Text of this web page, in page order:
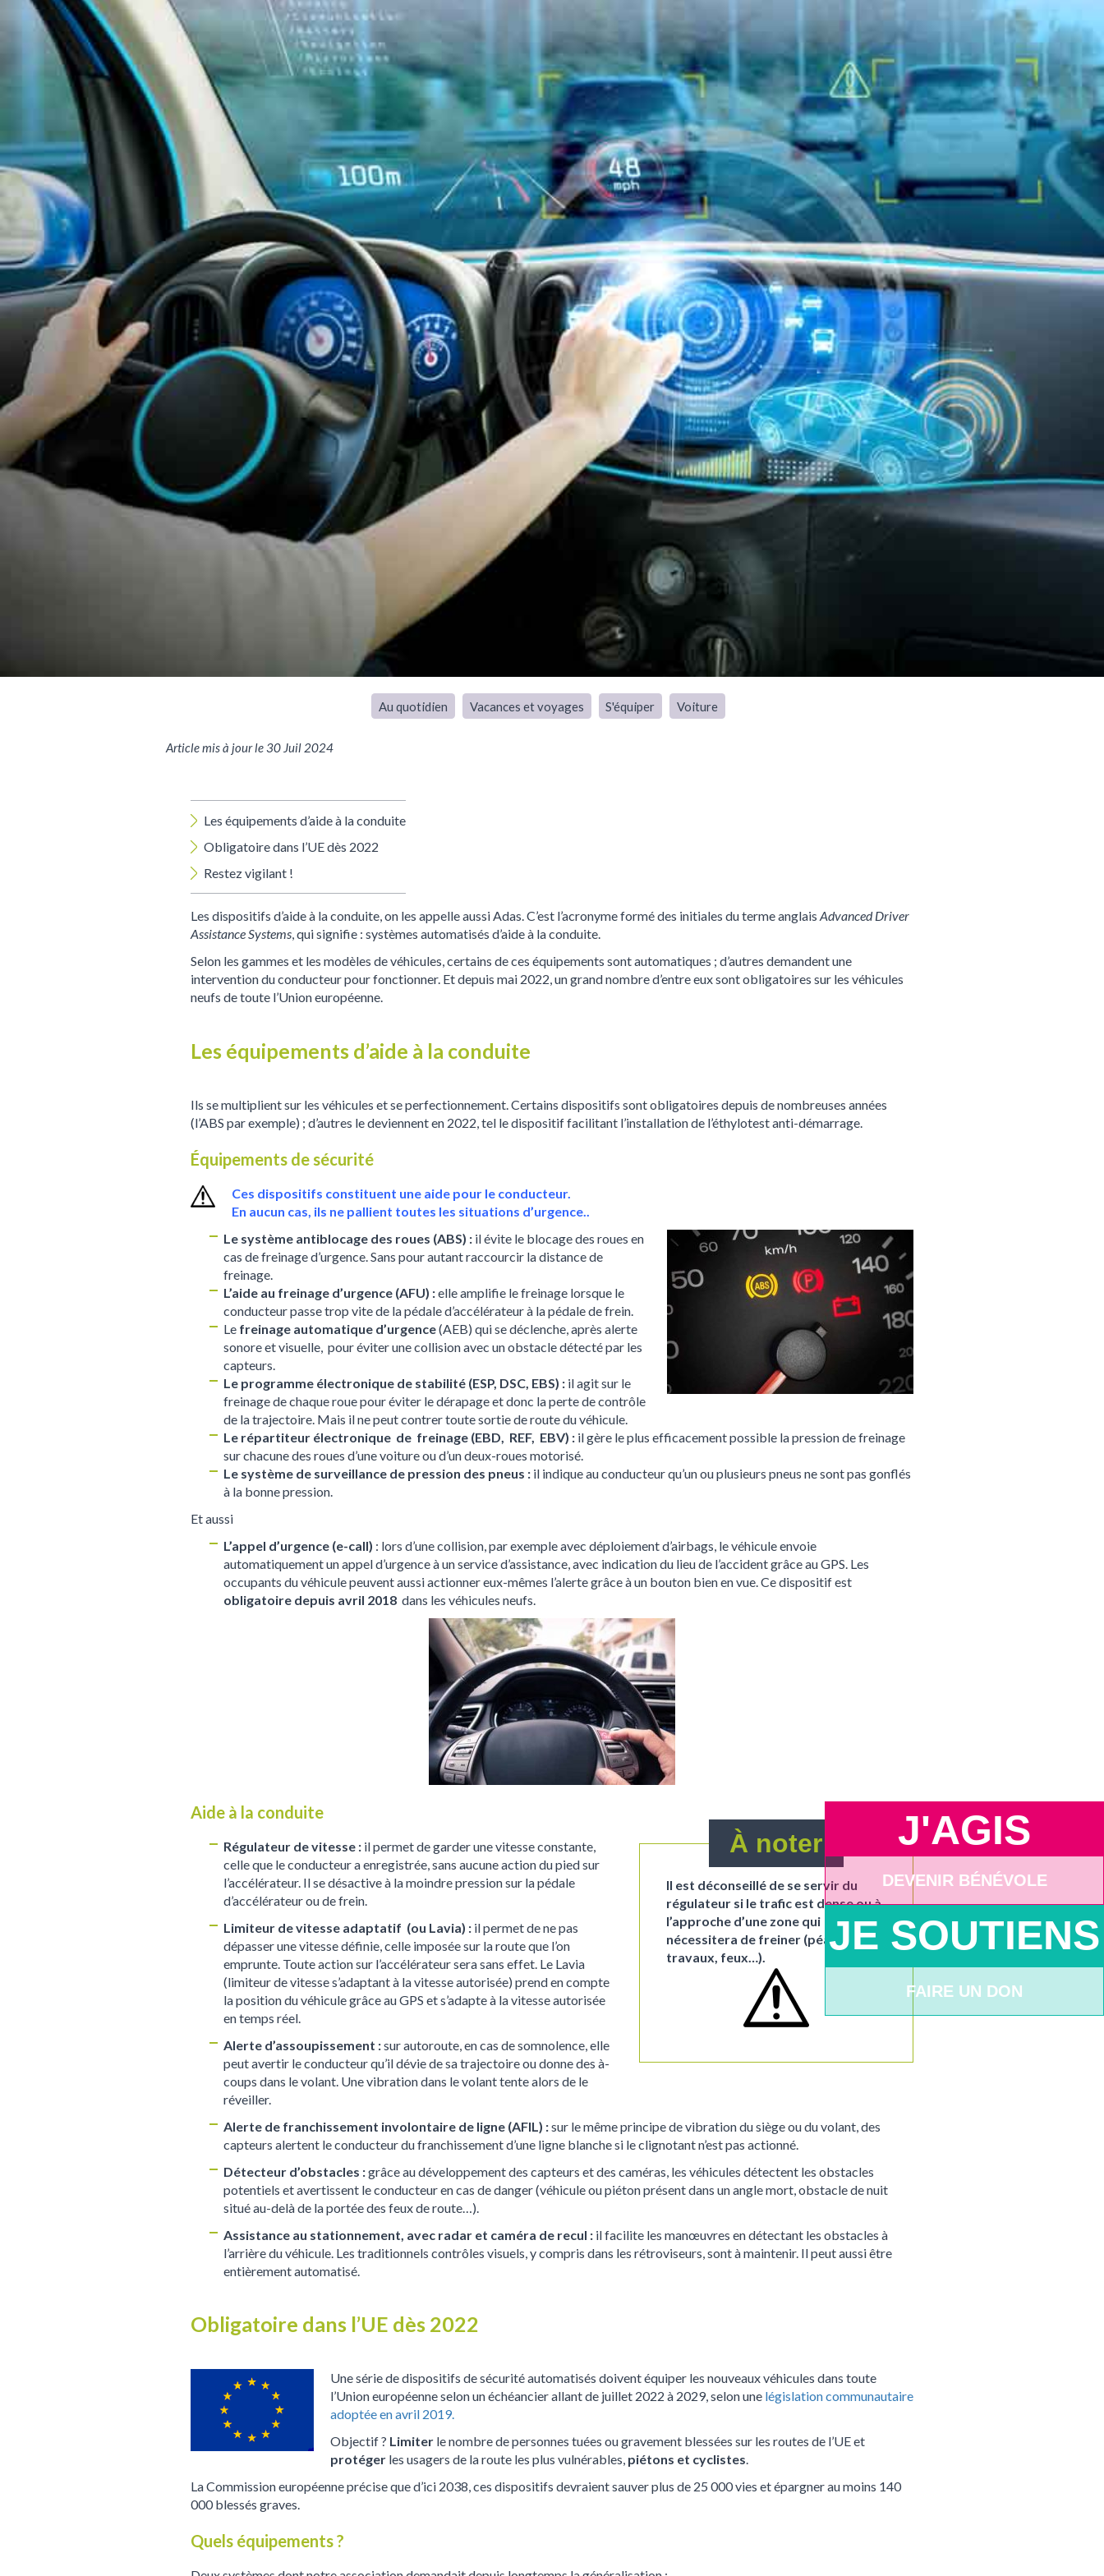
J'AGIS
DEVENIR BÉNÉVOLE
JE SOUTIENS
FAIRE UN DON
Au quotidien Vacances et voyages S'équiper Voiture
Article mis à jour le 30 Juil 2024
Les équipements d’aide à la conduite
Obligatoire dans l’UE dès 2022
Restez vigilant !
Les dispositifs d’aide à la conduite, on les appelle aussi Adas. C’est l’acronyme formé des initiales du terme anglais Advanced Driver
Assistance Systems, qui signifie : systèmes automatisés d’aide à la conduite.
Selon les gammes et les modèles de véhicules, certains de ces équipements sont automatiques ; d’autres demandent une
intervention du conducteur pour fonctionner. Et depuis mai 2022, un grand nombre d’entre eux sont obligatoires sur les véhicules
neufs de toute l’Union européenne.
Les équipements d’aide à la conduite
Ils se multiplient sur les véhicules et se perfectionnement. Certains dispositifs sont obligatoires depuis de nombreuses années
(l’ABS par exemple) ; d’autres le deviennent en 2022, tel le dispositif facilitant l’installation de l’éthylotest anti-démarrage.
Équipements de sécurité
Ces dispositifs constituent une aide pour le conducteur.
En aucun cas, ils ne pallient toutes les situations d’urgence..
Le système antiblocage des roues (ABS) : il évite le blocage des roues en
cas de freinage d’urgence. Sans pour autant raccourcir la distance de
freinage.
L’aide au freinage d’urgence (AFU) :elle amplifie le freinage lorsque le
conducteur passe trop vite de la pédale d’accélérateur à la pédale de frein.
Le freinage automatique d’urgence(AEB) qui se déclenche, après alerte
sonore et visuelle, pour éviter une collision avec un obstacle détecté par les
capteurs.
Le programme électronique de stabilité (ESP, DSC, EBS) : il agit sur le
freinage de chaque roue pour éviter le dérapage et donc la perte de contrôle
de la trajectoire. Mais il ne peut contrer toute sortie de route du véhicule.
Le répartiteur électronique de freinage (EBD, REF, EBV) : il gère le plus efficacement possible la pression de freinage
sur chacune des roues d’une voiture ou d’un deux-roues motorisé.
Le système de surveillance de pression des pneus : il indique au conducteur qu’un ou plusieurs pneus ne sont pas gonflés
à la bonne pression.
Et aussi
L’appel d’urgence (e-call) : lors d’une collision, par exemple avec déploiement d’airbags, le véhicule envoie
automatiquement un appel d’urgence à un service d’assistance, avec indication du lieu de l’accident grâce au GPS. Les
occupants du véhicule peuvent aussi actionner eux-mêmes l’alerte grâce à un bouton bien en vue. Ce dispositif est
obligatoire depuis avril 2018 dans les véhicules neufs.
À noter
Il est déconseillé de se servir du
régulateur si le trafic est dense ou à
l’approche d’une zone qui
nécessitera de freiner (péages,
travaux, feux…).
Aide à la conduite
Régulateur de vitesse : il permet de garder une vitesse constante,
celle que le conducteur a enregistrée, sans aucune action du pied sur
l’accélérateur. Il se désactive à la moindre pression sur la pédale
d’accélérateur ou de frein.
Limiteur de vitesse adaptatif (ou Lavia) : il permet de ne pas
dépasser une vitesse définie, celle imposée sur la route que l’on
emprunte. Toute action sur l’accélérateur sera sans effet. Le Lavia
(limiteur de vitesse s’adaptant à la vitesse autorisée) prend en compte
la position du véhicule grâce au GPS et s’adapte à la vitesse autorisée
en temps réel.
Alerte d’assoupissement :sur autoroute, en cas de somnolence, elle
peut avertir le conducteur qu’il dévie de sa trajectoire ou donne des à-
coups dans le volant. Une vibration dans le volant tente alors de le
réveiller.
Alerte de franchissement involontaire de ligne (AFIL) :sur le même principe de vibration du siège ou du volant, des
capteurs alertent le conducteur du franchissement d’une ligne blanche si le clignotant n’est pas actionné.
Détecteur d’obstacles :grâce au développement des capteurs et des caméras, les véhicules détectent les obstacles
potentiels et avertissent le conducteur en cas de danger (véhicule ou piéton présent dans un angle mort, obstacle de nuit
situé au-delà de la portée des feux de route…).
Assistance au stationnement, avec radar et caméra de recul : il facilite les manœuvres en détectant les obstacles à
l’arrière du véhicule. Les traditionnels contrôles visuels, y compris dans les rétroviseurs, sont à maintenir. Il peut aussi être
entièrement automatisé.
Obligatoire dans l’UE dès 2022
Une série de dispositifs de sécurité automatisés doivent équiper les nouveaux véhicules dans toute
l’Union européenne selon un échéancier allant de juillet 2022 à 2029, selon une législation communautaire
adoptée en avril 2019.
Objectif ? Limiter le nombre de personnes tuées ou gravement blessées sur les routes de l’UE et
protéger les usagers de la route les plus vulnérables, piétons et cyclistes.
La Commission européenne précise que d’ici 2038, ces dispositifs devraient sauver plus de 25 000 vies et épargner au moins 140
000 blessés graves.
Quels équipements ?